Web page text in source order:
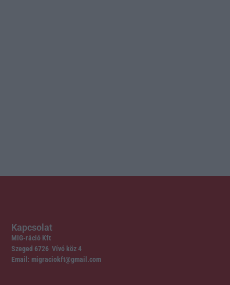
Kapcsolat
MIG-ráció Kft
Szeged 6726 Vívó köz 4
Email: migraciokft@gmail.com